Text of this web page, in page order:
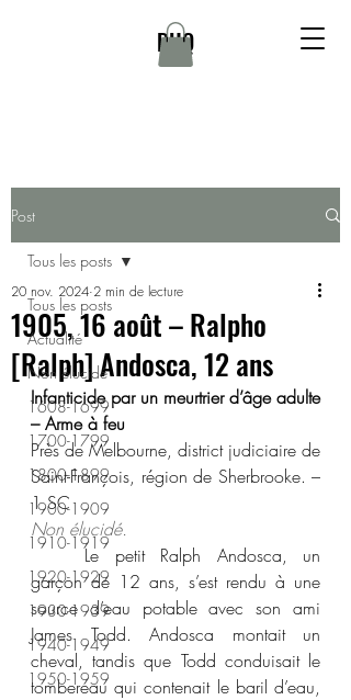
DHQ
Post
Tous les posts
Actualité
Non élucidé
1608-1699
1700-1799
1800-1899
1900-1909
1910-1919
1920-1929
1930-1939
1940-1949
1950-1959
Tous les posts
1905, 16 août – Ralpho
[Ralph] Andosca, 12 ans
20 nov. 2024 2 min de lecture
Infanticide par un meurtrier d’âge adulte
– Arme à feu
Près de Melbourne, district judiciaire de
Saint-François, région de Sherbrooke. –
1 SC
Non élucidé.
	Le petit Ralph Andosca, un
garçon de 12 ans, s’est rendu à une
source d’eau potable avec son ami
James Todd. Andosca montait un
cheval, tandis que Todd conduisait le
tombereau qui contenait le baril d’eau,